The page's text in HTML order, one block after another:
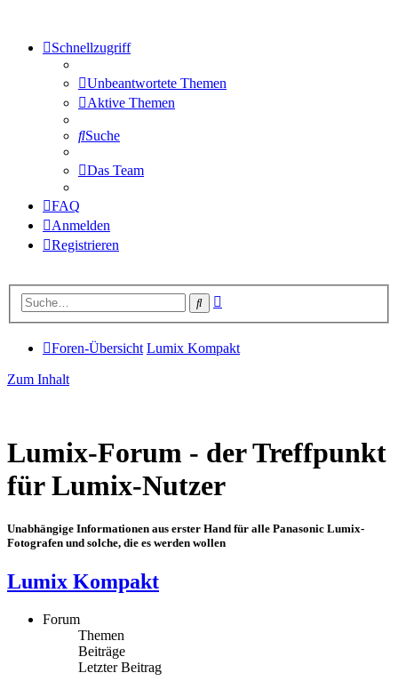
Schnellzugriff
Unbeantwortete Themen
Aktive Themen
Suche
Das Team
FAQ
Anmelden
Registrieren
Suche
Foren-Übersicht Lumix Kompakt
Zum Inhalt
Lumix-Forum - der Treffpunkt
für Lumix-Nutzer
Unabhängige Informationen aus erster Hand für alle Panasonic Lumix-
Fotografen und solche, die es werden wollen
Lumix Kompakt
Forum
Themen
Beiträge
Letzter Beitrag